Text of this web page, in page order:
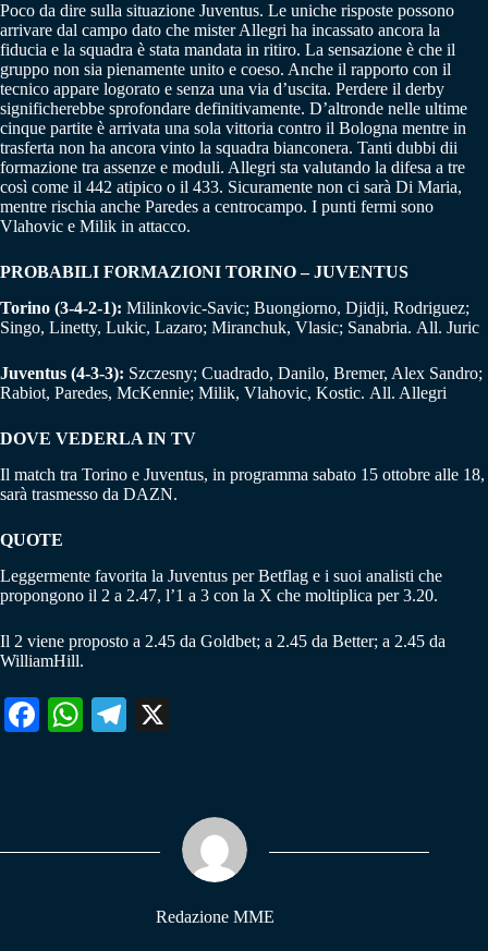
Poco da dire sulla situazione Juventus. Le uniche risposte possono
arrivare dal campo dato che mister Allegri ha incassato ancora la
fiducia e la squadra è stata mandata in ritiro. La sensazione è che il
gruppo non sia pienamente unito e coeso. Anche il rapporto con il
tecnico appare logorato e senza una via d’uscita. Perdere il derby
significherebbe sprofondare definitivamente. D’altronde nelle ultime
cinque partite è arrivata una sola vittoria contro il Bologna mentre in
trasferta non ha ancora vinto la squadra bianconera. Tanti dubbi dii
formazione tra assenze e moduli. Allegri sta valutando la difesa a tre
così come il 442 atipico o il 433. Sicuramente non ci sarà Di Maria,
mentre rischia anche Paredes a centrocampo. I punti fermi sono
Vlahovic e Milik in attacco.
PROBABILI FORMAZIONI TORINO – JUVENTUS
Torino (3-4-2-1): Milinkovic-Savic; Buongiorno, Djidji, Rodriguez;
Singo, Linetty, Lukic, Lazaro; Miranchuk, Vlasic; Sanabria. All. Juric
Juventus (4-3-3): Szczesny; Cuadrado, Danilo, Bremer, Alex Sandro;
Rabiot, Paredes, McKennie; Milik, Vlahovic, Kostic. All. Allegri
DOVE VEDERLA IN TV
Il match tra Torino e Juventus, in programma sabato 15 ottobre alle 18,
sarà trasmesso da DAZN.
QUOTE
Leggermente favorita la Juventus per Betflag e i suoi analisti che
propongono il 2 a 2.47, l’1 a 3 con la X che moltiplica per 3.20.
Il 2 viene proposto a 2.45 da Goldbet; a 2.45 da Better; a 2.45 da
WilliamHill.
Fa W
pp
Te
m
Redazione MME